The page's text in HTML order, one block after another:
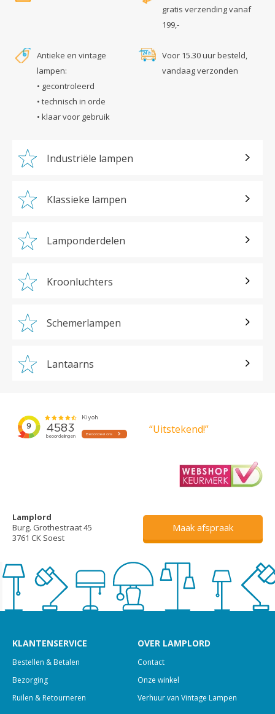
gratis verzending vanaf
199,-
Antieke en vintage
lampen:
• gecontroleerd
• technisch in orde
• klaar voor gebruik
Voor 15.30 uur besteld,
vandaag verzonden
Industriële lampen
Klassieke lampen
Lamponderdelen
Kroonluchters
Schemerlampen
Lantaarns
“Uitstekend!”
Lamplord
Burg. Grothestraat 45
3761 CK Soest
Maak afspraak
KLANTENSERVICE
Bestellen & Betalen
Bezorging
Ruilen & Retourneren
OVER LAMPLORD
Contact
Onze winkel
Verhuur van Vintage Lampen